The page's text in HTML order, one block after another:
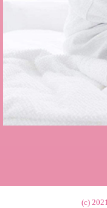
(c)